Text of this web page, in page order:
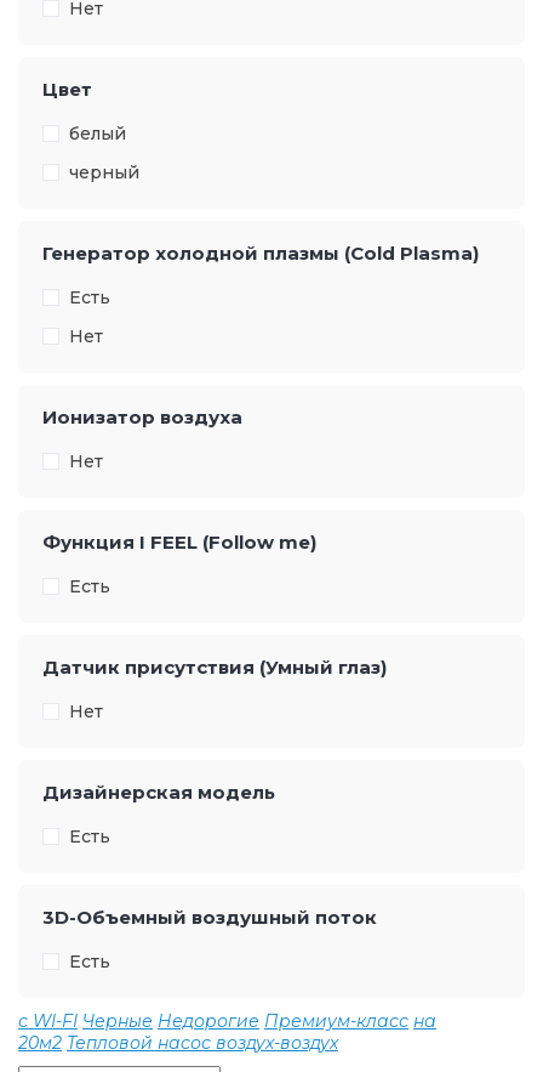
Нет
Цвет
белый
черный
Генератор холодной плазмы (Cold Plasma)
Есть
Нет
Ионизатор воздуха
Нет
Функция I FEEL (Follow me)
Есть
Датчик присутствия (Умный глаз)
Нет
Дизайнерская модель
Есть
3D-Объемный воздушный поток
Есть
с WI-FI Черные Недорогие Премиум-класс на
20м2 Тепловой насос воздух-воздух